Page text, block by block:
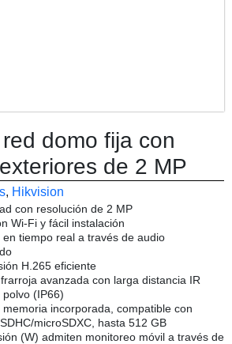
domo fija con
de 2 MP
, Hikvision
con resolución de 2 MP
Wi-Fi y fácil instalación
tiempo real a través de audio
H.265 eficiente
avanzada con larga distancia IR
(IP66)
incorporada, compatible con
microSDXC, hasta 512 GB
(W) admiten monitoreo móvil a través de